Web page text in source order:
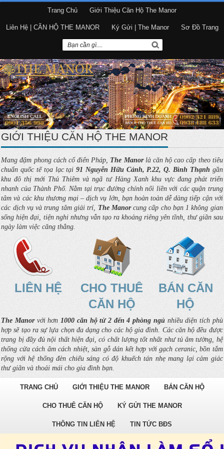
Trang Chủ Giới Thiệu Căn Hộ The Manor
Liên Hệ | CĂN HỘ THE MANOR Ký Gửi | The Manor Sơ Đồ Trang
GIỚI THIỆU CĂN HỘ THE MANOR
Mang đậm phong cách cổ điển Pháp, The Manorlà căn hộ cao cấp theo tiêu
chuẩn quốc tế tọa lạc tại91 Nguyễn Hữu Cảnh, P.22, Q. Bình Thạnh gần
khu đô thị mới Thủ Thiêm và ngã tư Hàng Xanh khu vực đang phát triển
nhanh của Thành Phố. Nằm tại trục đường chính nối liền với các quận trung
tâm và các khu thương mại – dịch vụ lớn, bạn hoàn toàn dễ dàng tiếp cận với
các dịch vụ và trung tâm giải trí, The Manorcung cấp cho bạn 1 không gian
sống hiện đại, tiện nghi nhưng vẫn tạo ra khoảng riêng yên tĩnh, thư giãn sau
ngày làm việc căng thẳng.
LIÊN HỆ
CHO THUÊ
CĂN HỘ
BÁN CĂN
HỘ
The Manorvới hơn1000 căn hộ từ 2 đến 4 phòng ngủnhiều diện tích phù
hợp sẽ tạo ra sự lựa chọn đa dạng cho các hộ gia đình. Các căn hộ đều được
trang bị đầy đủ nội thất hiện đại, có chất lượng tốt nhất như tủ âm tường, hệ
thống cửa cách âm cách nhiệt, sàn gỗ dán kết hợp với gạch ceranic, bồn tắm
rộng với hệ thống đèn chiếu sáng có độ khuếch tán nhẹ mang lại cảm giác
thư giãn và thoải mái cho gia đình bạn.
TRANG CHỦ GIỚI THIỆU THE MANOR BÁN CĂN HỘ
CHO THUÊ CĂN HỘ KÝ GỬI THE MANOR
THÔNG TIN LIÊN HỆ TIN TỨC BĐS